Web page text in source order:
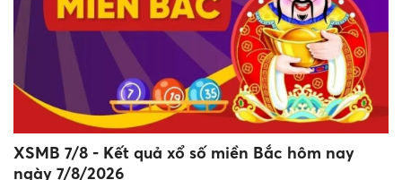
XSMB 7/8 - Kết quả xổ số miền Bắc hôm nay
ngày 7/8/2026